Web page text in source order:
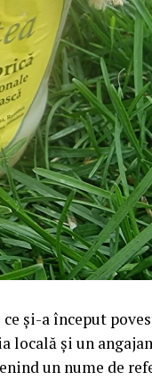
și-a început
locală și un
un nume de